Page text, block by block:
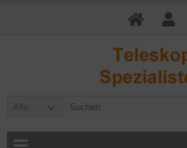
Alle